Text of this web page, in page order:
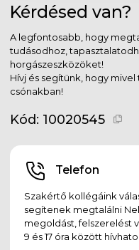
Kérdésed van?
A legfontosabb, hogy
tudásodhoz,
horgászeszközöket!
Hívj és segítünk, hogy
csónakban!
Kód: 10020545
Telefon
Szakértő kollégáink
segítenek megtalálni
megoldást, felszerelést
9 és 17 óra között